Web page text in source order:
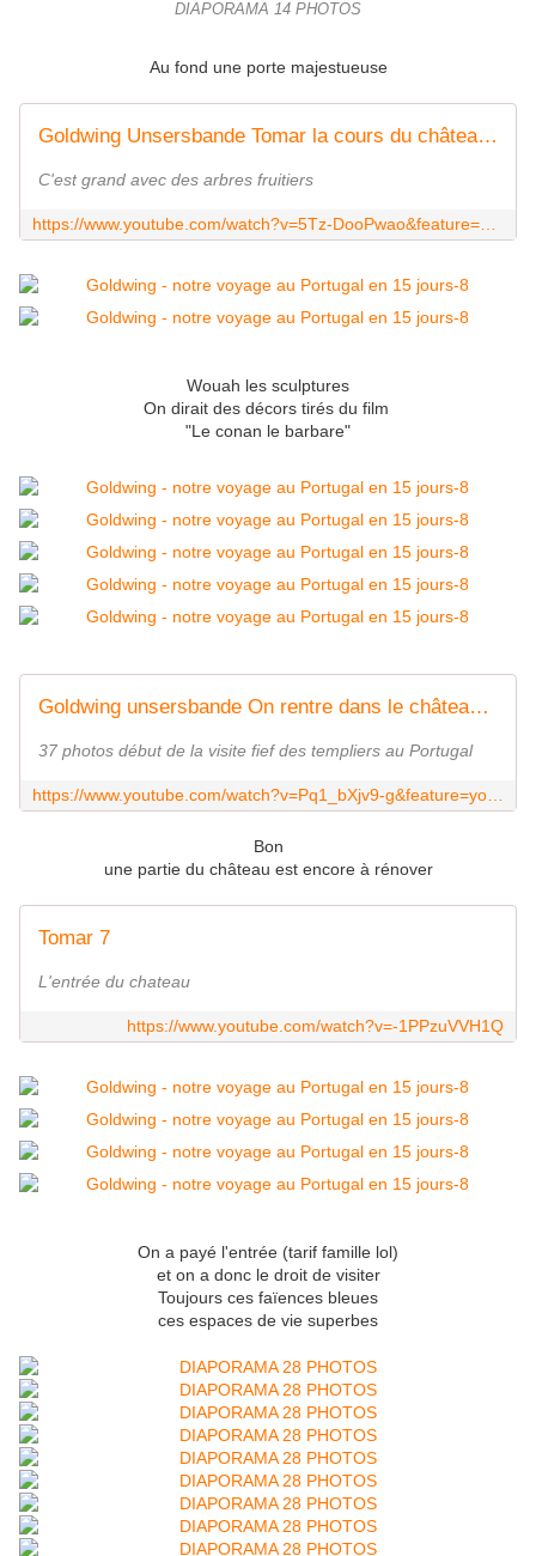
DIAPORAMA 14 PHOTOS
Au fond une porte majestueuse
Goldwing Unsersbande Tomar la cours du château extérieur
C'est grand avec des arbres fruitiers
Wouah les sculptures
On dirait des décors tirés du film
"Le conan le barbare"
Goldwing unsersbande On rentre dans le château de Tomar
37 photos début de la visite fief des templiers au Portugal
Bon
une partie du château est encore à rénover
Tomar 7
L'entrée du chateau
https://www.youtube.com/watch?v=-1PPzuVVH1Q
On a payé l'entrée (tarif famille lol)
et on a donc le droit de visiter
Toujours ces faïences bleues
ces espaces de vie superbes